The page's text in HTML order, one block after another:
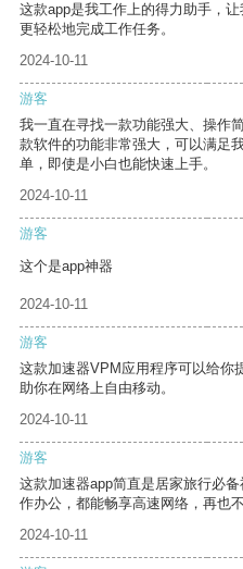
这款app是我工作上的得力助手，
更轻松地完成工作任务。
2024-10-11
游客
我一直在寻找一款功能强大、操作
款软件的功能非常强大，可以满足
单，即使是小白也能快速上手。
2024-10-11
游客
这个是app神器
2024-10-11
游客
这款加速器VPM应用程序可以给你
助你在网络上自由移动。
2024-10-11
游客
这款加速器app简直是居家旅行必
作办公，都能畅享高速网络，再也
2024-10-11